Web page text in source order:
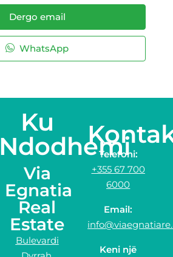
Dergo email
WhatsApp
Ku
Ndodhemi
Via
Egnatia
Real
Estate
Bulevardi
Telefoni:
+355 67 700
6000
Email:
Keni një